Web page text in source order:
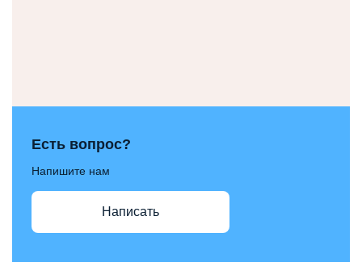
Есть вопрос?
Напишите нам
Написать